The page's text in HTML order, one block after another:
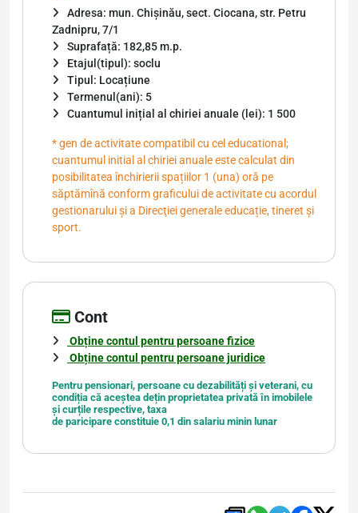
Adresa: mun. Chișinău, sect. Ciocana, str. Petru
Zadnipru, 7/1
Suprafață: 182,85 m.p.
Etajul(tipul): soclu
Tipul: Locațiune
Termenul(ani): 5
Cuantumul inițial al chiriei anuale (lei): 1 500
* gen de activitate compatibil cu cel educational;
cuantumul initial al chiriei anuale este calculat din
posibilitatea închirierii spațiilor 1 (una) oră pe
săptămînă conform graficului de activitate cu acordul
gestionarului şi a Direcţiei generale educație, tineret și
sport.
Cont
Obține contul pentru persoane fizice
Obține contul pentru persoane juridice
Pentru pensionari, persoane cu dezabilități și veterani, cu
condiția că aceștea dețin proprietatea privată în imobilele
și curțile respective, taxa
de paricipare constituie 0,1 din salariu minin lunar